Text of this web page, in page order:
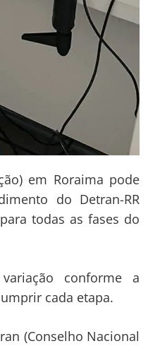
em Roraima pode
do Detran-RR
todas as fases do
conforme a
cada etapa.
(Conselho Nacional